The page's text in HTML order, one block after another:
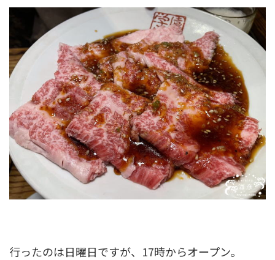
行ったのは日曜日ですが、17時からオープン。